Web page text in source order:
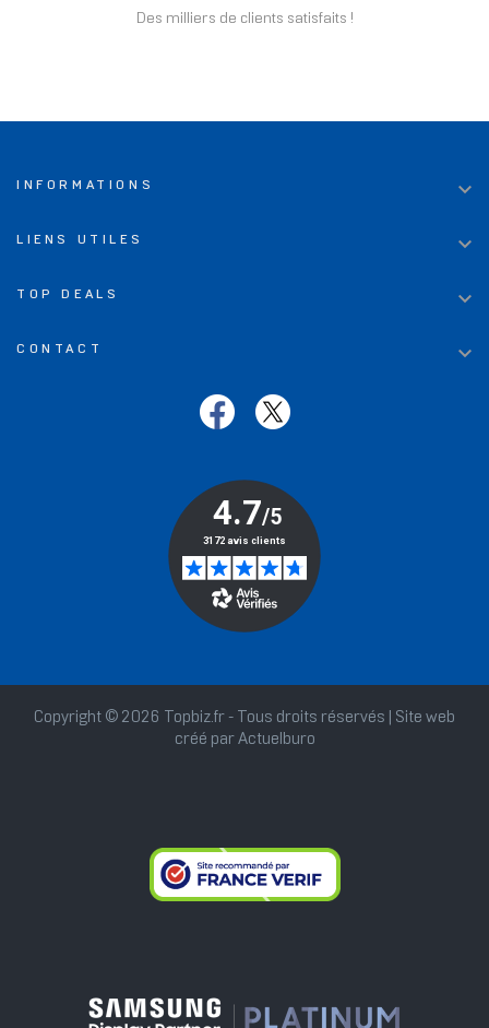
Des milliers de clients satisfaits !
INFORMATIONS 
LIENS UTILES 
TOP DEALS 
CONTACT 
Copyright © 2026 Topbiz.fr - Tous droits réservés | Site web
créé par Actuelburo